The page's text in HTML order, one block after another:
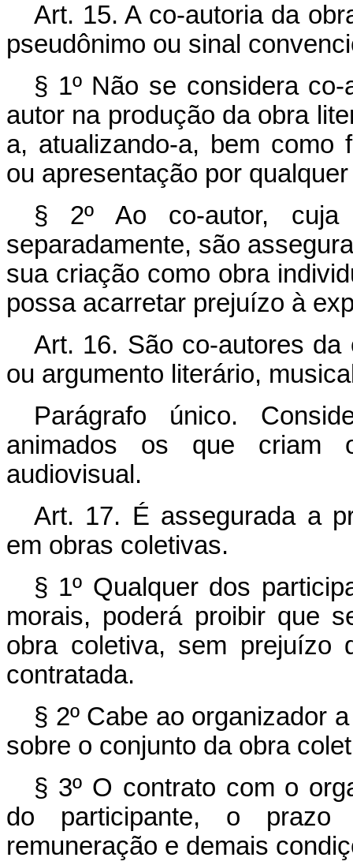
Art. 15. A co-autoria da
pseudônimo ou sinal
§ 1º Não se considera
autor na produção da obra
a, atualizando-a, bem como
ou apresentação por
§ 2º Ao co-autor, cuja
separadamente, são
sua criação como obra
possa acarretar prejuízo à
Art. 16. São co-autores
ou argumento literário,
Parágrafo único.
animados os que criam
audiovisual.
Art. 17. É assegurada a
em obras coletivas.
§ 1º Qualquer dos
morais, poderá proibir que
obra coletiva, sem prejuízo
contratada.
§ 2º Cabe ao organizador
sobre o conjunto da obra
§ 3º O contrato com o
do participante, o
remuneração e demais